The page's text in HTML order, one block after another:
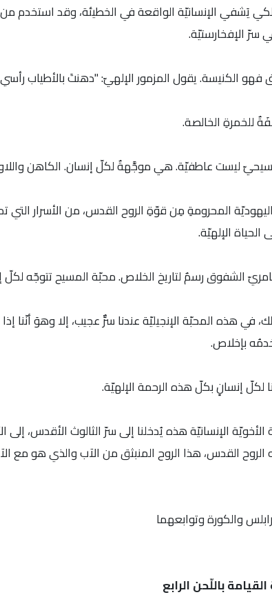
يَشفي الإنسانيّة الواقعة في الخطيئة، وقد استخدم
سرّ الإفخارستيّة.
فهو الكنيسة. يقول المزمور الإلهيّ: "دهنتَ بالأطياب رأسي،
للخمرةِ الخالصة.
ليست عاطفيّة. هي موجَّهةٌ لكلّ إنسان. الكاهن
المحرومةِ مِن قوّةِ الروح القدس، من الأسرار
الحياة الإلهيّة.
الشفوق رسمٌ لتاريخ الخلاص. محبّة المسيح تتوجّه لكلّ
في هذه المحبّة الإنجيليّة عندنا سرٌّ عجيب، إلا وهوَ أنّنا
بإخلاص.
لكلّ إنسانٍ بكلّ هذه الرحمة الإلهيّة.
الأخويّة الإنسانيّة هذه يُدخلنا إلى سرّ الثالوث الأقدس،
الروح القدس، هذا الروح المنبثق من الآب والذي هو مع
والكورة وتوابعهما
باللّحن الرابع